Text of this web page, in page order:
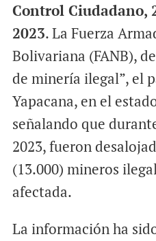
Control Ciudadano,
2023. La Fuerza
Bolivariana (FANB),
de minería ilegal”, el
Yapacana, en el
señalando que
2023, fueron
(13.000) mineros
afectada.
La información ha